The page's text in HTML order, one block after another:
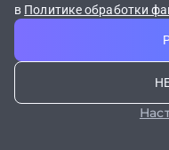
Контакты
Документы
Политика обработки персональных данных
в Политике обработки